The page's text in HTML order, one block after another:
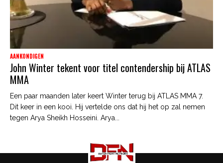
AANKONDIGEN
John Winter tekent voor titel contendership bij ATLAS
MMA
Een paar maanden later keert Winter terug bij ATLAS MMA 7.
Dit keer in een kooi. Hij vertelde ons dat hij het op zal nemen
tegen Arya Sheikh Hosseini. Arya...